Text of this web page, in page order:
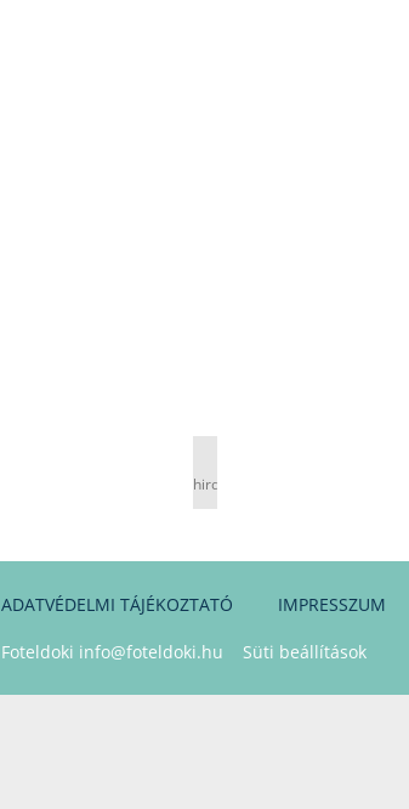
hirdetés
ADATVÉDELMI TÁJÉKOZTATÓ IMPRESSZUM
Foteldoki info@foteldoki.hu Süti beállítások